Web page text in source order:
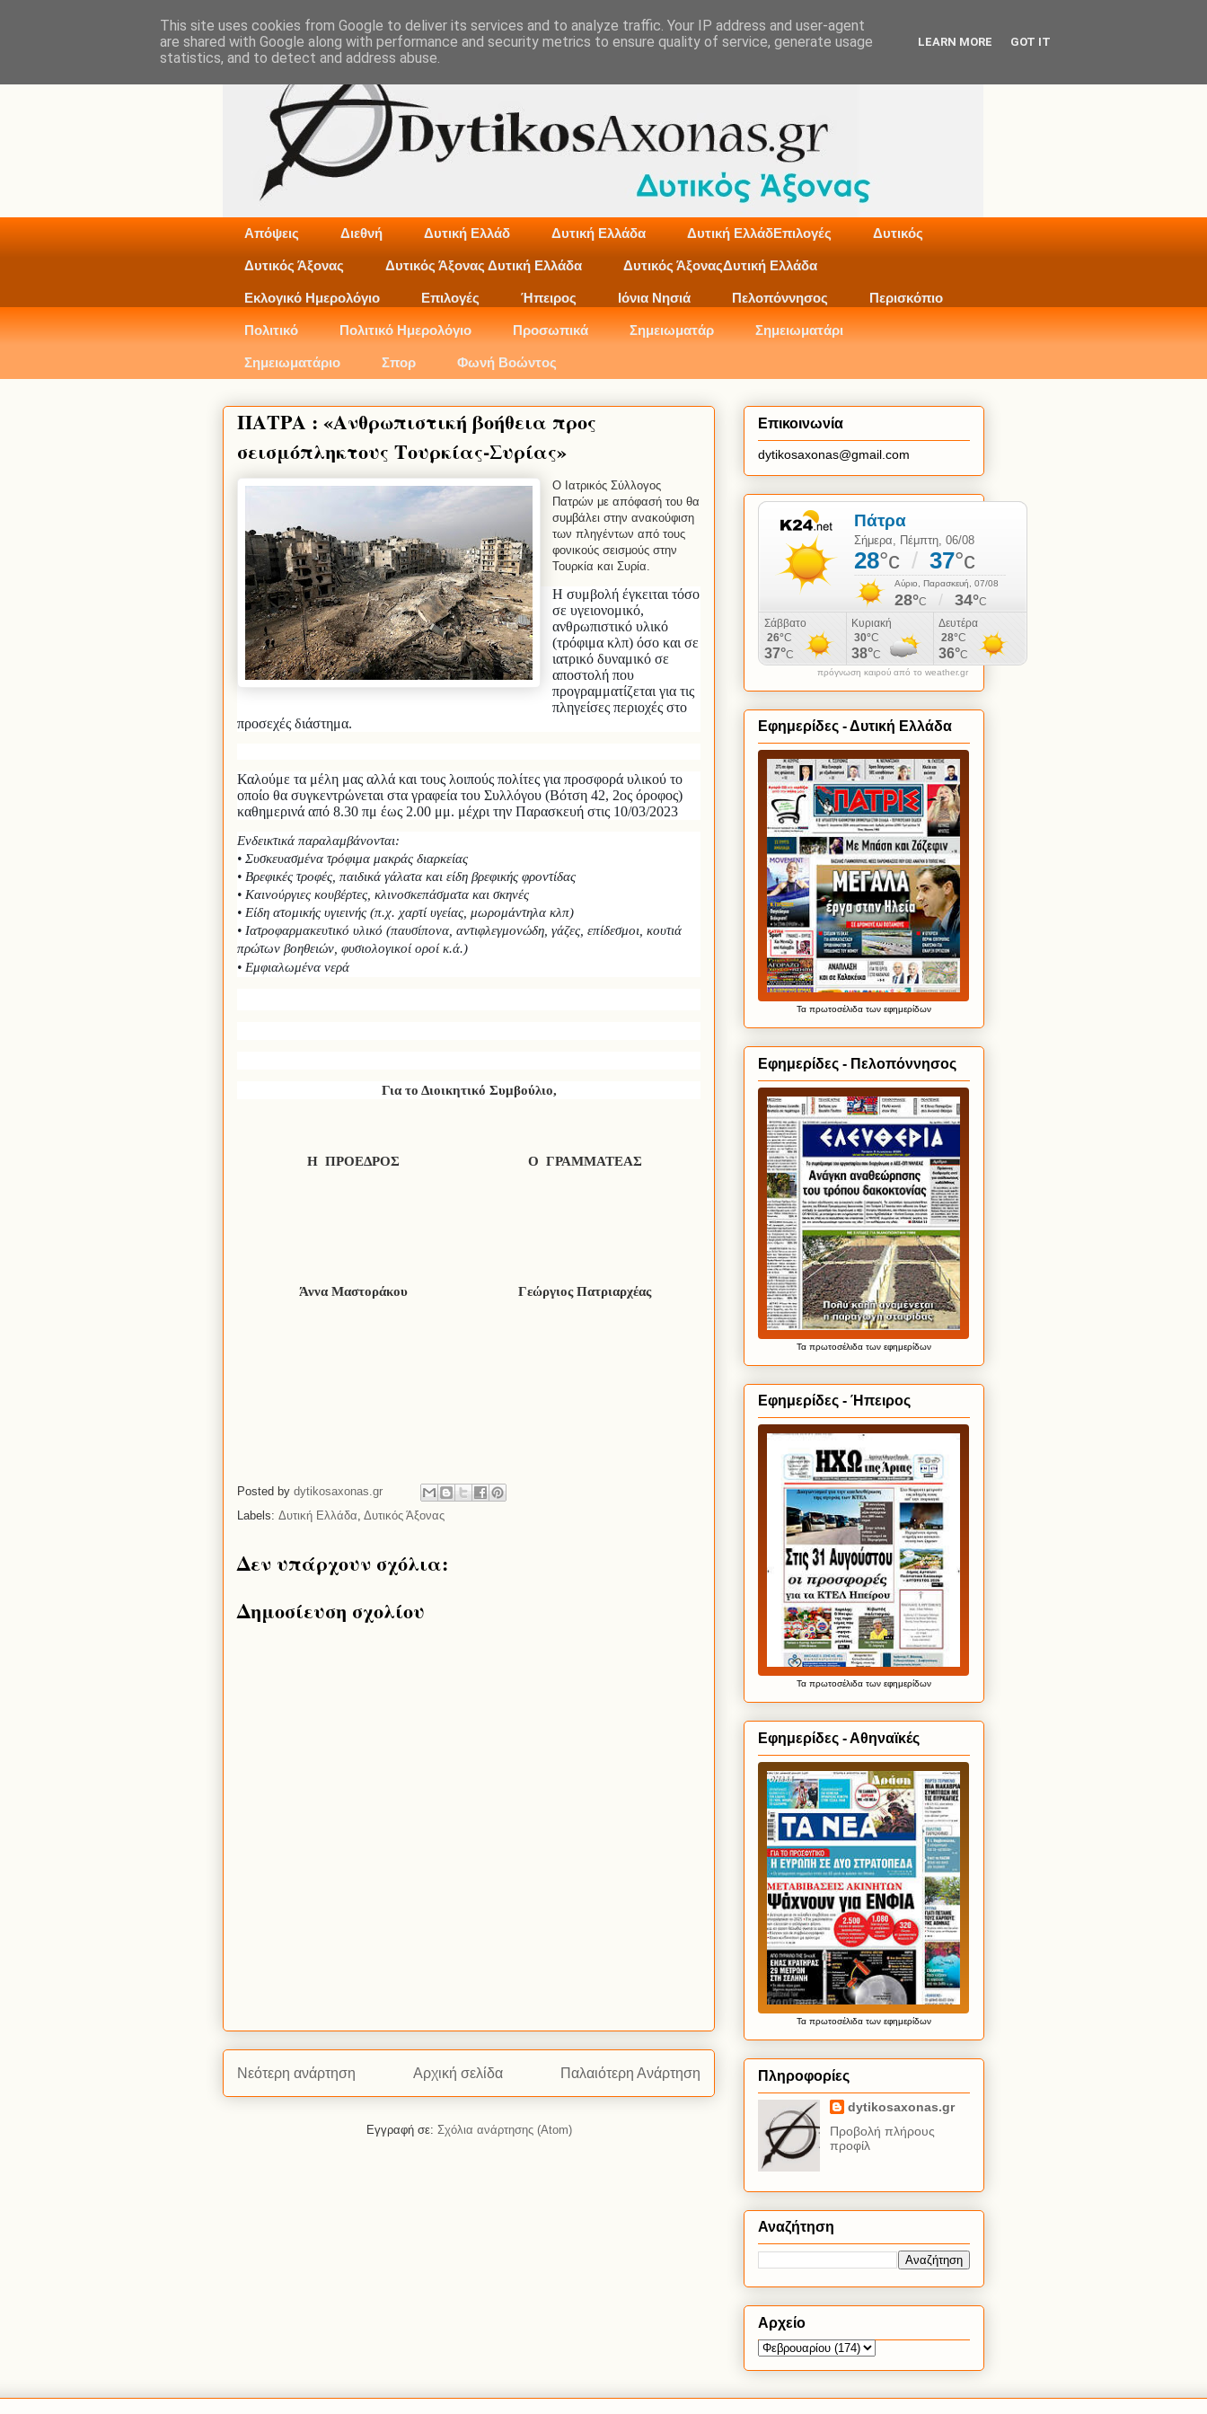
Απόψεις Διεθνή Δυτική Ελλάδ Δυτική Ελλάδα Δυτική ΕλλάδΕπιλογές Δυτικός
Δυτικός Άξονας Δυτικός Άξονας Δυτική Ελλάδα Δυτικός ΆξοναςΔυτική Ελλάδα
Εκλογικό Ημερολόγιο Επιλογές Ήπειρος Ιόνια Νησιά Πελοπόννησος Περισκόπιο
Πολιτικό Πολιτικό Ημερολόγιο Προσωπικά Σημειωματάρ Σημειωματάρι
Σημειωματάριο Σπορ Φωνή Βοώντος
ΠΑΤΡΑ : «Ανθρωπιστική βοήθεια προς
σεισμόπληκτους Τουρκίας-Συρίας»
Ο Ιατρικός Σύλλογος
Πατρών με απόφασή του θα
συμβάλει στην ανακούφιση
των πληγέντων από τους
φονικούς σεισμούς στην
Τουρκία και Συρία.
Η συμβολή έγκειται τόσο
σε υγειονομικό,
ανθρωπιστικό υλικό
(τρόφιμα κλπ) όσο και σε
ιατρικό δυναμικό σε
αποστολή που
προγραμματίζεται για τις
πληγείσες περιοχές στο
προσεχές διάστημα.
Καλούμε τα μέλη μας αλλά και τους λοιπούς πολίτες για προσφορά υλικού το
οποίο θα συγκεντρώνεται στα γραφεία του Συλλόγου (Βότση 42, 2ος όροφος)
καθημερινά από 8.30 πμ έως 2.00 μμ. μέχρι την Παρασκευή στις 10/03/2023
Ενδεικτικά παραλαμβάνονται:
• Συσκευασμένα τρόφιμα μακράς διαρκείας
• Βρεφικές τροφές, παιδικά γάλατα και είδη βρεφικής φροντίδας
• Καινούργιες κουβέρτες, κλινοσκεπάσματα και σκηνές
• Είδη ατομικής υγιεινής (π.χ. χαρτί υγείας, μωρομάντηλα κλπ)
• Ιατροφαρμακευτικό υλικό (παυσίπονα, αντιφλεγμονώδη, γάζες, επίδεσμοι, κουτιά
πρώτων βοηθειών, φυσιολογικοί οροί κ.ά.)
• Εμφιαλωμένα νερά
Για το Διοικητικό Συμβούλιο,
Η ΠΡΟΕΔΡΟΣ Ο ΓΡΑΜΜΑΤΕΑΣ
Άννα Μαστοράκου Γεώργιος Πατριαρχέας
Posted by dytikosaxonas.gr
Labels: Δυτική Ελλάδα, Δυτικός Άξονας
Δεν υπάρχουν σχόλια:
Δημοσίευση σχολίου
Νεότερη ανάρτηση Παλαιότερη Ανάρτηση
Αρχική σελίδα
Εγγραφή σε: Σχόλια ανάρτησης (Atom)
Επικοινωνία
dytikosaxonas@gmail.com
πρόγνωση καιρού από το weather.gr
Εφημερίδες - Δυτική Ελλάδα
Τα πρωτοσέλιδατων εφημερίδων
Εφημερίδες - Πελοπόννησος
Τα πρωτοσέλιδατων εφημερίδων
Εφημερίδες - Ήπειρος
Τα πρωτοσέλιδατων εφημερίδων
Εφημερίδες - Αθηναϊκές
Τα πρωτοσέλιδατων εφημερίδων
Πληροφορίες
dytikosaxonas.gr
Προβολή πλήρους
προφίλ
Αναζήτηση
Αρχείο
This site uses cookies from Google to deliver its services and to analyze traffic. Your IP address and user-agent
are shared with Google along with performance and security metrics to ensure quality of service, generate usage
statistics, and to detect and address abuse.
LEARN MORE GOT IT